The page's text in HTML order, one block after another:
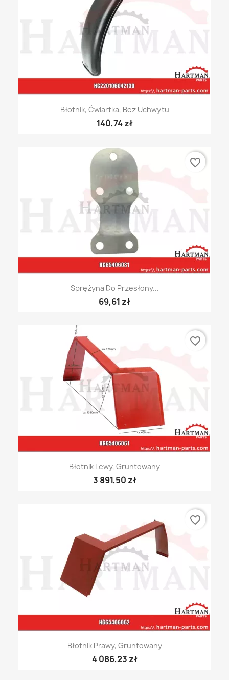
Błotnik, Ćwiartka, Bez Uchwytu
140,74 zł
Sprężyna Do Przesłony...
69,61 zł
favorite_border
Błotnik Lewy, Gruntowany
3 891,50 zł
favorite_border
Błotnik Prawy, Gruntowany
4 086,23 zł
favorite_border